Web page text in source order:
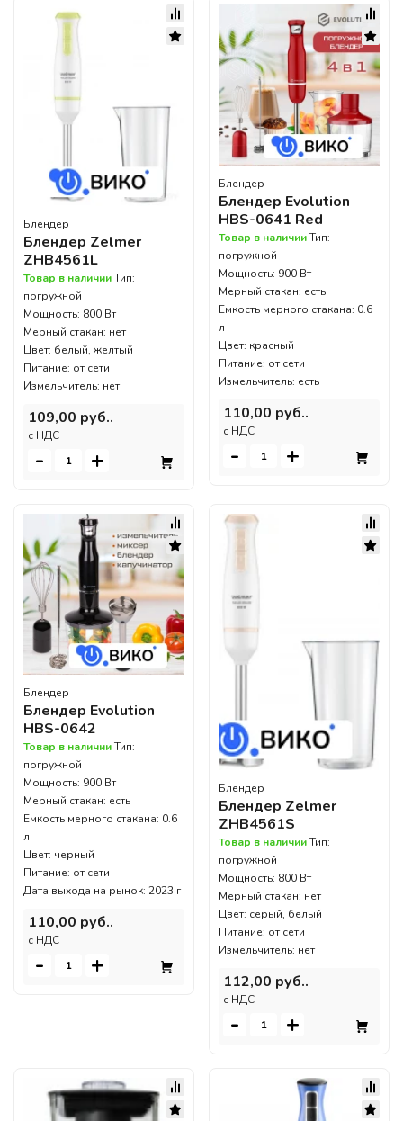
Блендер
Блендер Zelmer
ZHB4561L
Товар в наличииТип:
погружной
Мощность: 800 Вт
Мерный стакан: нет
Цвет: белый, желтый
Питание: от сети
Измельчитель: нет
109,00 руб..
c НДС
- +
Блендер
Блендер Evolution
HBS-0641 Red
Товар в наличииТип:
погружной
Мощность: 900 Вт
Мерный стакан: есть
Емкость мерного стакана: 0.6
л
Цвет: красный
Питание: от сети
Измельчитель: есть
110,00 руб..
c НДС
- +
Блендер
Блендер Evolution
HBS-0642
Товар в наличииТип:
погружной
Мощность: 900 Вт
Мерный стакан: есть
Емкость мерного стакана: 0.6
л
Цвет: черный
Питание: от сети
Дата выхода на рынок: 2023 г
110,00 руб..
c НДС
- +
Блендер
Блендер Zelmer
ZHB4561S
Товар в наличииТип:
погружной
Мощность: 800 Вт
Мерный стакан: нет
Цвет: серый, белый
Питание: от сети
Измельчитель: нет
112,00 руб..
c НДС
- +